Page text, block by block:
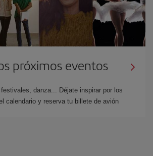
próximos eventos
danza... Déjate inspirar por los
calendario y reserva tu billete de avión